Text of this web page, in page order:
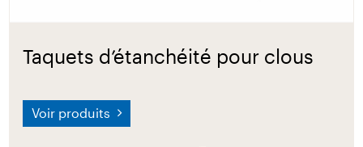
Taquets d’étanchéité pour clous
Voir produits